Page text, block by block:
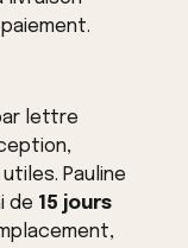
lettre
Pauline
de 15 jours